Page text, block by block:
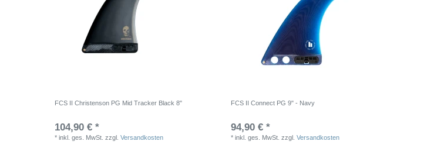
FCS II Christenson PG Mid Tracker Black 8"
104,90 € *
*inkl. ges. MwSt. zzgl.Versandkosten
FCS II Connect PG 9" - Navy
94,90 € *
*inkl. ges. MwSt. zzgl.Versandkosten